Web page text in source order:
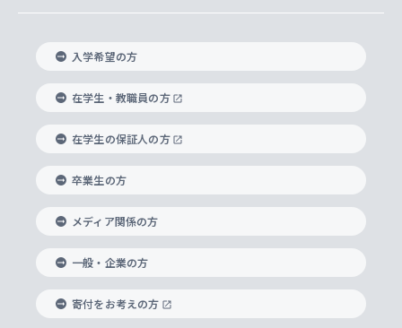
経済学部
外国語学部
総合グローバル学部
国際教養学部
理工学部
キリスト教人間学
身体知
思考と表現
データサイエンス
言語教育研究センター
上智大学のグローバル教育
グローバル教育センター
上智大学で学ぶ
海外で学ぶ
学びのサポート
大学院
神学研究科
実践宗教学研究科
助産学専攻科
生涯学習
国際言語情報研究所
グローバル・コンサーン研究所
比較文化研究所
ヨーロッパ研究所
アジア文化研究所
知的財産
研究支援制度
重点領域研究・自由課題研究
研究活動に関する法令・研究費の使用について
課外教育プログラム
ボランティア活動
グローバルな学びのコミュニティ
学生の相談窓口
心身の健康相談
ハラスメント防止の取り組み
障がいのある学生への支援
キャリア形成サポート
キャリア形成支援プログラム
就職（内定先）・進路統計
住まいのサポート
入れの方針）
科目等履修生
研究生・外国人特別研究生・国費留学生
交換留学生(海外大学から上智大学で学ぶ)
ノンディグリー生
Sophia Short-term Program受講生
理事長・学長メッセージ
学長・副学長紹介
上智大学の精神
上智大学の理念
上智大学の沿革
ソフィア・アーカイブズ
上智大学とカトリック
グローバルエンゲージメント
上智大学を訪れた世界の知性
国連Weeks・アフリカWeeks
上智大学公式ソーシャルメディア
学校法人上智学院について
数字で見る上智大学
入学希望の方
在学生・教職員の方
在学生の保証人の方
卒業生の方
メディア関係の方
一般・企業の方
寄付をお考えの方